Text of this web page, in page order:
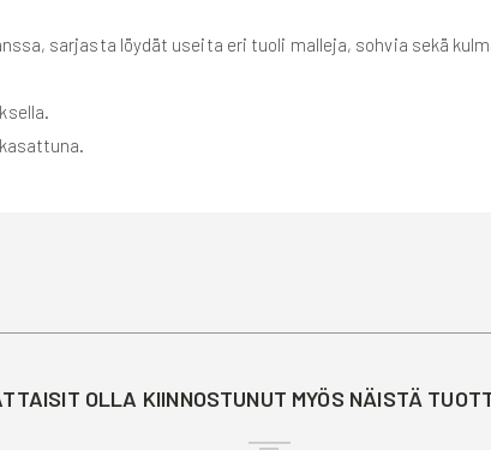
sarjasta löydät useita eri tuoli malleja, sohvia sekä
OLLA KIINNOSTUNUT MYÖS NÄISTÄ